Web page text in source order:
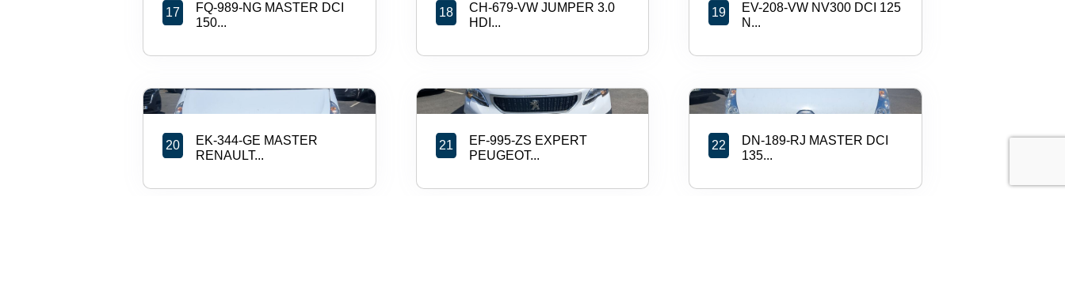
17
FQ-989-NG MASTER DCI
150...
18
CH-679-VW JUMPER 3.0
HDI...
19
EV-208-VW NV300 DCI 125
N...
20
EK-344-GE MASTER
RENAULT...
21
EF-995-ZS EXPERT
PEUGEOT...
22
DN-189-RJ MASTER DCI
135...